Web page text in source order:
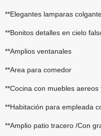
**Elegantes lamparas
**Bonitos detalles en cielo
**Amplios ventanales
**Area para comedor
**Cocina con muebles aereos
**Habitación para empleada
**Amplio patio tracero /Con